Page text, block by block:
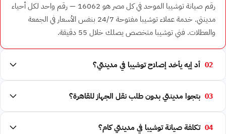
رقم صيانة توشيبا الموحد في كل مصر هو 16062 — رقم واحد لكل أحياء
مدينتي. خدمة عملاء توشيبا مفتوحة 24/7 بنفس الأسعار في الجمعة
والعطلات. فني توشيبا متخصص يصلك خلال 55 دقيقة.
02 أد إيه يأخد إصلاح توشيبا في مدينتي؟
03 بتجوا مدينتي بدون طلب نقل الجهاز للقاهرة؟
04 تكلفة صيانة توشيبا في مدينتي كام؟